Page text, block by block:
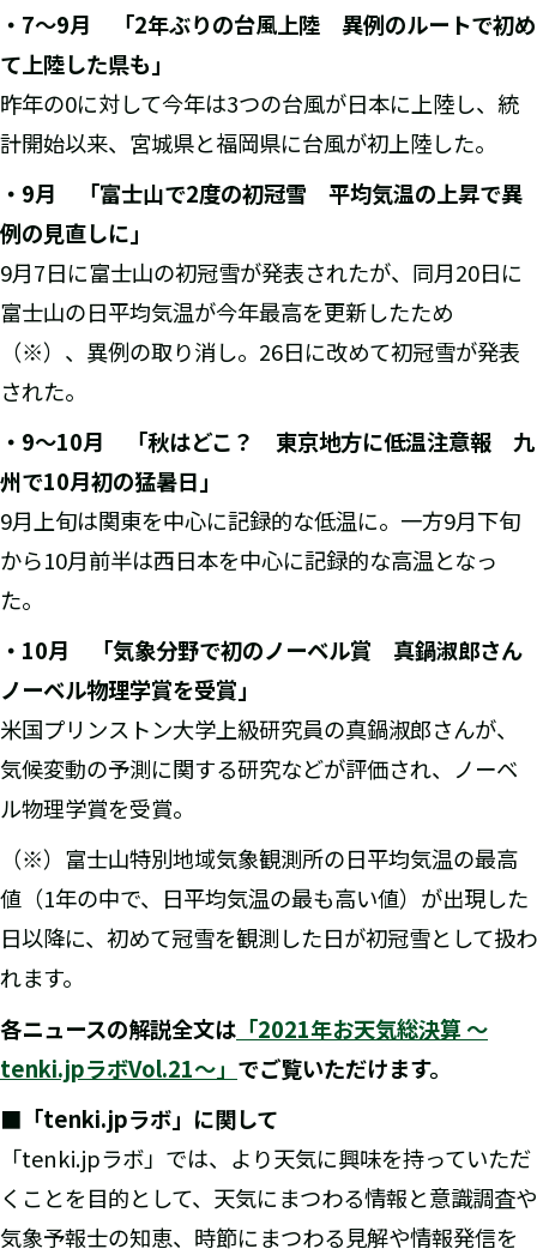
・ 7～9月 「2年ぶりの台風上陸 異例のルートで初め
て上陸した県も」
昨年の0に対して今年は3つの台風が日本に上陸し、統
計開始以来、宮城県と福岡県に台風が初上陸した。
・ 9月 「富士山で2度の初冠雪 平均気温の上昇で異
例の見直しに」
9月7日に富士山の初冠雪が発表されたが、同月20日に
富士山の日平均気温が今年最高を更新したため
（※）、異例の取り消し。26日に改めて初冠雪が発表
された。
・ 9～10月 「秋はどこ？ 東京地方に低温注意報 九
州で10月初の猛暑日」
9月上旬は関東を中心に記録的な低温に。一方9月下旬
から10月前半は西日本を中心に記録的な高温となっ
た。
・ 10月 「気象分野で初のノーベル賞 真鍋淑郎さん
ノーベル物理学賞を受賞」
米国プリンストン大学上級研究員の真鍋淑郎さんが、
気候変動の予測に関する研究などが評価され、ノーベ
ル物理学賞を受賞。
（※）富士山特別地域気象観測所の日平均気温の最高
値（1年の中で、日平均気温の最も高い値）が出現した
日以降に、初めて冠雪を観測した日が初冠雪として扱わ
れます。
各ニュースの解説全文は 「2021年お天気総決算～
tenki.jpラボVol.21～」 でご覧いただけます。
■「tenki.jpラボ」に関して
「tenki.jpラボ」では、より天気に興味を持っていただ
くことを目的として、天気にまつわる情報と意識調査や
気象予報士の知恵、時節にまつわる見解や情報発信を